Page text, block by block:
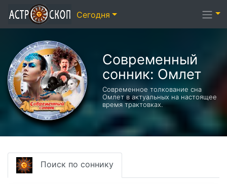
Современный
сонник: Омлет
Современное толкование сна
Омлет в актуальных на настоящее
время трактовках.
Поиск по соннику
Сегодня